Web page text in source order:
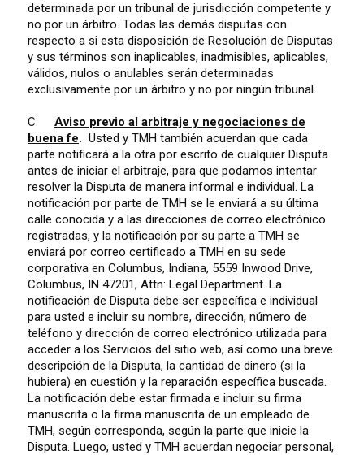
determinada por un tribunal de jurisdicción competente y
no por un árbitro. Todas las demás disputas con
respecto a si esta disposición de Resolución de Disputas
y sus términos son inaplicables, inadmisibles, aplicables,
válidos, nulos o anulables serán determinadas
exclusivamente por un árbitro y no por ningún tribunal.
C. Aviso previo al arbitraje y negociaciones de
buena fe. Usted y TMH también acuerdan que cada
parte notificará a la otra por escrito de cualquier Disputa
antes de iniciar el arbitraje, para que podamos intentar
resolver la Disputa de manera informal e individual. La
notificación por parte de TMH se le enviará a su última
calle conocida y a las direcciones de correo electrónico
registradas, y la notificación por su parte a TMH se
enviará por correo certificado a TMH en su sede
corporativa en Columbus, Indiana, 5559 Inwood Drive,
Columbus, IN 47201, Attn: Legal Department. La
notificación de Disputa debe ser específica e individual
para usted e incluir su nombre, dirección, número de
teléfono y dirección de correo electrónico utilizada para
acceder a los Servicios del sitio web, así como una breve
descripción de la Disputa, la cantidad de dinero (si la
hubiera) en cuestión y la reparación específica buscada.
La notificación debe estar firmada e incluir su firma
manuscrita o la firma manuscrita de un empleado de
TMH, según corresponda, según la parte que inicie la
Disputa. Luego, usted y TMH acuerdan negociar personal,